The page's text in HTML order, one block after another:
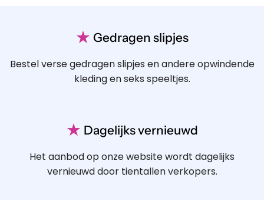
★ Gedragen slipjes
Bestel verse gedragen slipjes en andere opwindende
kleding en seks speeltjes.
★ Dagelijks vernieuwd
Het aanbod op onze website wordt dagelijks
vernieuwd door tientallen verkopers.